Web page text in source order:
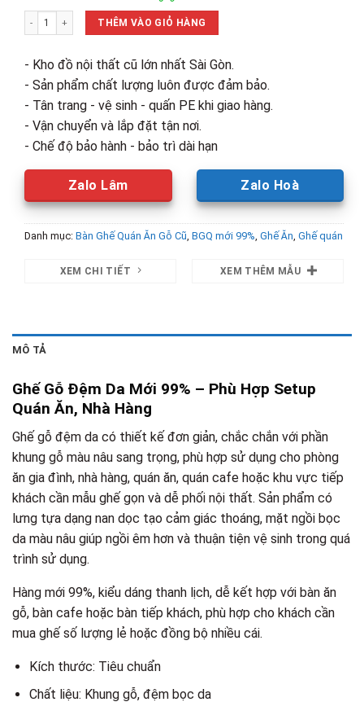
là:
980,000₫.
Thanh Lý Ghế Gỗ Đệm Da Mới 99% (Nhiều Màu) số lượng
THÊM VÀO GIỎ HÀNG
- Kho đồ nội thất cũ lớn nhất Sài Gòn.
- Sản phẩm chất lượng luôn được đảm bảo.
- Tân trang - vệ sinh - quấn PE khi giao hàng.
- Vận chuyển và lắp đặt tận nơi.
- Chế độ bảo hành - bảo trì dài hạn
Zalo Lâm Zalo Hoà
Danh mục: Bàn Ghế Quán Ăn Gỗ Cũ, BGQ mới 99%, Ghế Ăn, Ghế quán
XEM CHI TIẾT XEM THÊM MẪU
MÔ TẢ
Ghế Gỗ Đệm Da Mới 99% – Phù Hợp Setup
Quán Ăn, Nhà Hàng
Ghế gỗ đệm da có thiết kế đơn giản, chắc chắn với phần
khung gỗ màu nâu sang trọng, phù hợp sử dụng cho phòng
ăn gia đình, nhà hàng, quán ăn, quán cafe hoặc khu vực tiếp
khách cần mẫu ghế gọn và dễ phối nội thất. Sản phẩm có
lưng tựa dạng nan dọc tạo cảm giác thoáng, mặt ngồi bọc
da màu nâu giúp ngồi êm hơn và thuận tiện vệ sinh trong quá
trình sử dụng.
Hàng mới 99%, kiểu dáng thanh lịch, dễ kết hợp với bàn ăn
gỗ, bàn cafe hoặc bàn tiếp khách, phù hợp cho khách cần
mua ghế số lượng lẻ hoặc đồng bộ nhiều cái.
Kích thước: Tiêu chuẩn
Chất liệu: Khung gỗ, đệm bọc da